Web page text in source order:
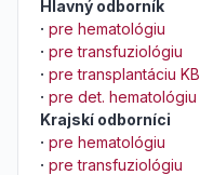
Hlavný odborník
· pre hematológiu
· pre transfuziológiu
· pre transplantáciu KB
· pre det. hematológiu
Krajskí odborníci
· pre hematológiu
· pre transfuziológiu